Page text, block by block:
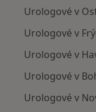
Urologové v
Urologové v
Urologové v
Urologové v
Urologové v